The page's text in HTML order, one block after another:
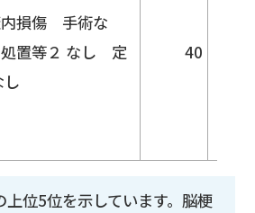
損傷 手術な
置等２ なし 定
し
40
位5位を示しています。脳梗